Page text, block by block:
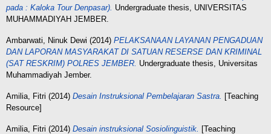
pada : Kaloka Tour Denpasar). Undergraduate thesis, UNIVERSITAS
MUHAMMADIYAH JEMBER.
Ambarwati, Ninuk Dewi (2014) PELAKSANAAN LAYANAN PENGADUAN
DAN LAPORAN MASYARAKAT DI SATUAN RESERSE DAN KRIMINAL
(SAT RESKRIM) POLRES JEMBER. Undergraduate thesis, Universitas
Muhammadiyah Jember.
Amilia, Fitri (2014) Desain Instruksional Pembelajaran Sastra. [Teaching
Resource]
Amilia, Fitri (2014) Desain instruksional Sosiolinguistik. [Teaching